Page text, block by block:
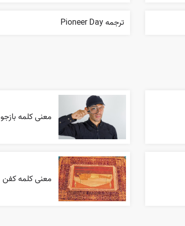
ترجمه Pioneer Day
معنی کلمه بازجو
معنی کلمه کفن